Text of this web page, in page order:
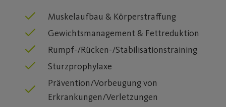
Muskelaufbau & Körperstraffung
Gewichtsmanagement & Fettreduktion
Rumpf-/Rücken-/Stabilisationstraining
Sturzprophylaxe
Prävention/Vorbeugung von
Erkrankungen/Verletzungen